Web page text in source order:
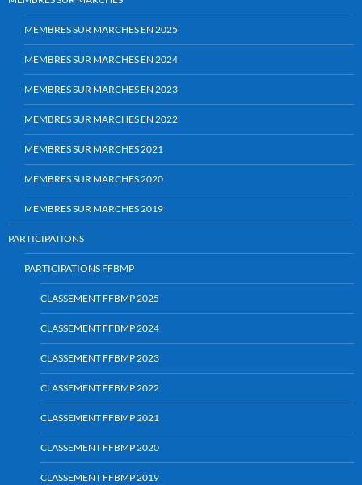
MEMBRES SUR MARCHES EN 2025
MEMBRES SUR MARCHES EN 2024
MEMBRES SUR MARCHES EN 2023
MEMBRES SUR MARCHES EN 2022
MEMBRES SUR MARCHES 2021
MEMBRES SUR MARCHES 2020
MEMBRES SUR MARCHES 2019
PARTICIPATIONS
PARTICIPATIONS FFBMP
CLASSEMENT FFBMP 2025
CLASSEMENT FFBMP 2024
CLASSEMENT FFBMP 2023
CLASSEMENT FFBMP 2022
CLASSEMENT FFBMP 2021
CLASSEMENT FFBMP 2020
CLASSEMENT FFBMP 2019